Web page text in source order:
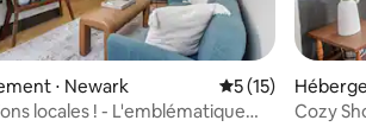
⋅ Newark Évaluation
5 (15)
locales ! - L'emblématique
Cozy